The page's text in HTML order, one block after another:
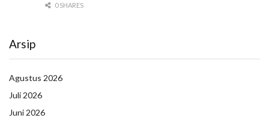
0 SHARES
Arsip
Agustus 2026
Juli 2026
Juni 2026